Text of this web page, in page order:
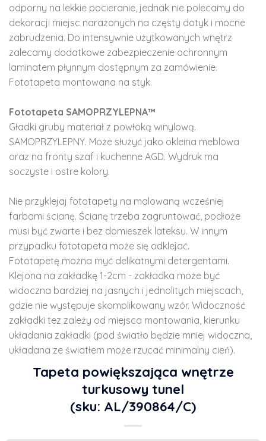
odporny na lekkie pocieranie, jednak nie polecamy do
dekoracji miejsc narażonych na częsty dotyk i mocne
zabrudzenia. Do intensywnie użytkowanych wnętrz
zalecamy dodatkowe zabezpieczenie ochronnym
laminatem płynnym dostępnym za zamówienie.
Fototapeta montowana na styk.
Fototapeta SAMOPRZYLEPNA™
Gładki gruby materiał z powłoką winylową.
SAMOPRZYLEPNY. Może służyć jako okleina meblowa
oraz na fronty szaf i kuchenne AGD. Wydruk ma
soczyste i ostre kolory.
Nie przyklejaj fototapety na malowaną wcześniej
farbami ścianę. Ścianę trzeba zagruntować, podłoże
musi być zwarte i bez domieszek lateksu. W innym
przypadku fototapeta może się odklejać.
Fototapetę można myć delikatnymi detergentami.
Klejona na zakładkę 1-2cm - zakładka może być
widoczna bardziej na jasnych i jednolitych miejscach,
gdzie nie występuje skomplikowany wzór. Widoczność
zakładki tez zależy od miejsca montowania, kierunku
układania zakładki (pod światło będzie mniej widoczna,
układana ze światłem może rzucać minimalny cień).
Tapeta powiększająca wnętrze
turkusowy tunel
(sku: AL/390864/C)